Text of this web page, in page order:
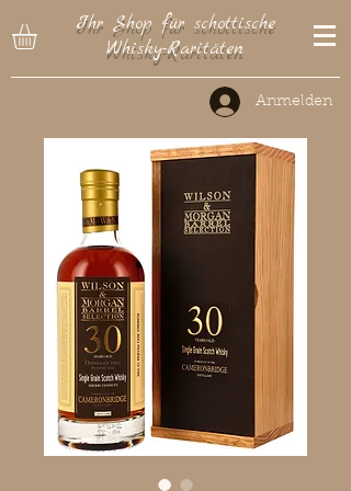
Ihr Shop für schottische
Whisky-Raritäten
Anmelden